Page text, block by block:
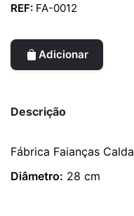
REF: FA-0012
Adicionar
Descrição
Fábrica Faianças
Diâmetro: 28 cm